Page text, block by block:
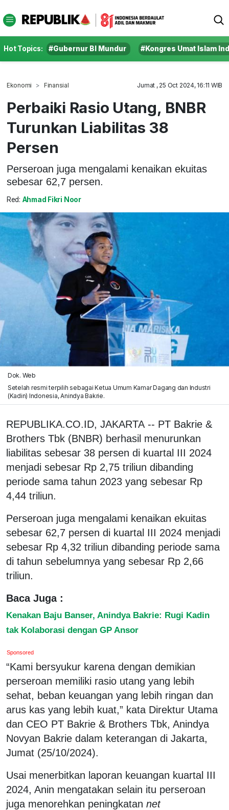
Hot Topics: #Gubernur BI Mundur #Kongres Umat Islam
Ekonomi Finansial Jumat , 25 Oct 2024, 16:11 WIB
Perbaiki Rasio Utang, BNBR
Turunkan Liabilitas 38
Persen
Perseroan juga mengalami kenaikan ekuitas
sebesar 62,7 persen.
Red: Ahmad Fikri Noor
Dok. Web
Setelah resmi terpilih sebagai Ketua Umum Kamar Dagang dan Industri
(Kadin) Indonesia, Anindya Bakrie.
REPUBLIKA.CO.ID, JAKARTA -- PT Bakrie &
Brothers Tbk (BNBR) berhasil menurunkan
liabilitas sebesar 38 persen di kuartal III 2024
menjadi sebesar Rp 2,75 triliun dibanding
periode sama tahun 2023 yang sebesar Rp
4,44 triliun.
Perseroan juga mengalami kenaikan ekuitas
sebesar 62,7 persen di kuartal III 2024 menjadi
sebesar Rp 4,32 triliun dibanding periode sama
di tahun sebelumnya yang sebesar Rp 2,66
triliun.
Baca Juga :
Kenakan Baju Banser, Anindya Bakrie: Rugi Kadin
tak Kolaborasi dengan GP Ansor
Sponsored
“Kami bersyukur karena dengan demikian
perseroan memiliki rasio utang yang lebih
sehat, beban keuangan yang lebih ringan dan
arus kas yang lebih kuat,” kata Direktur Utama
dan CEO PT Bakrie & Brothers Tbk, Anindya
Novyan Bakrie dalam keterangan di Jakarta,
Jumat (25/10/2024).
Usai menerbitkan laporan keuangan kuartal III
2024, Anin mengatakan selain itu perseroan
juga menorehkan peningkatan net